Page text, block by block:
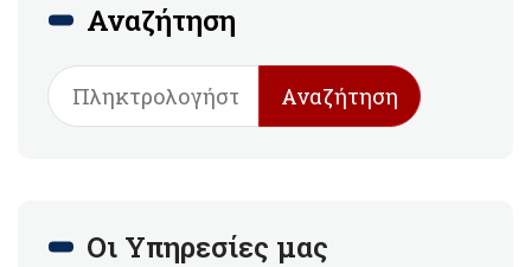
Αναζήτηση
Αναζήτηση
Οι Υπηρεσίες μας